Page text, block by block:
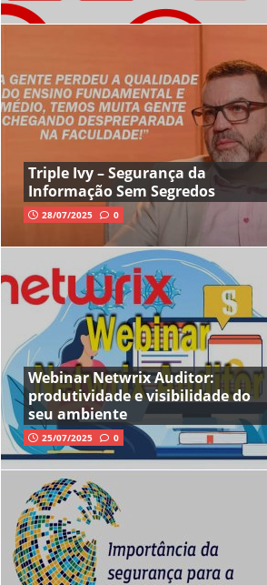
Triple Ivy – Segurança da
Informação Sem Segredos
28/07/2025 0
Webinar Netwrix Auditor:
produtividade e visibilidade do
seu ambiente
25/07/2025 0